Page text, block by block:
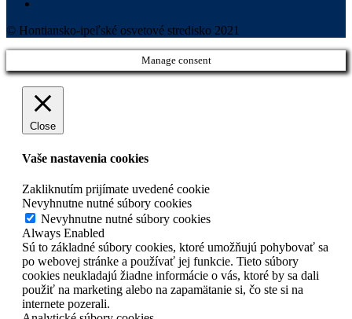
© Hontiansko-ipeľské osvetové stredisko 2021
Manage consent
Close
Vaše nastavenia cookies
Zakliknutím prijímate uvedené cookie
Nevyhnutne nutné súbory cookies
Nevyhnutne nutné súbory cookies
Always Enabled
Sú to základné súbory cookies, ktoré umožňujú pohybovať sa
po webovej stránke a používať jej funkcie. Tieto súbory
cookies neukladajú žiadne informácie o vás, ktoré by sa dali
použiť na marketing alebo na zapamätanie si, čo ste si na
internete pozerali.